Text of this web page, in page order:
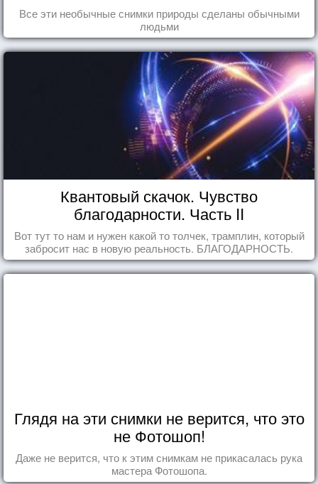
Все эти необычные снимки природы сделаны обычными
людьми
Квантовый скачок. Чувство
благодарности. Часть II
Вот тут то нам и нужен какой то толчек, трамплин, который
забросит нас в новую реальность. БЛАГОДАРНОСТЬ.
Глядя на эти снимки не верится, что это
не Фотошоп!
Даже не верится, что к этим снимкам не прикасалась рука
мастера Фотошопа.